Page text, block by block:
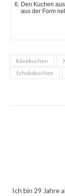
Den Kuchen aus dem Ofen holen und auskühlen lassen. Dann
aus der Form
Käsekuchen
Schokokuchen
Ich bin 29 Jahre